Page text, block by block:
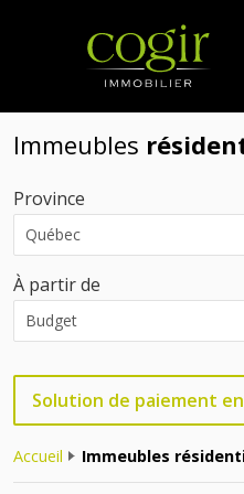
Immeubles
Province
À partir de
Solution de paiement
Accueil Immeubles